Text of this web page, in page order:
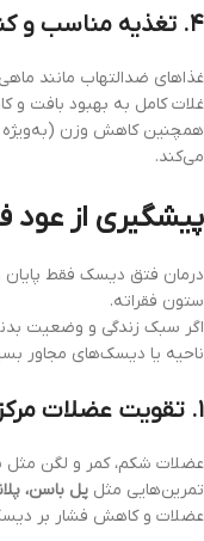
۴. تغذیه مناسب و کنترل وزن
غذاهای ضدالتهاب مانند
غلات کامل به بهبود بافت
همچنین کاهش وزن
می‌کند.
پیشگیری از
درمان فتق دیسک فقط پایان
ستون فقراته.
اگر سبک زندگی و وضعیت
ناحیه یا دیسک‌های مجاور
۱. تقویت عضلات مرکزی (Core Strengthening)
عضلات شکم، کمر و لگن مثل
تمرین‌هایی مثل پل باسن،
عضلات و کاهش فشار بر